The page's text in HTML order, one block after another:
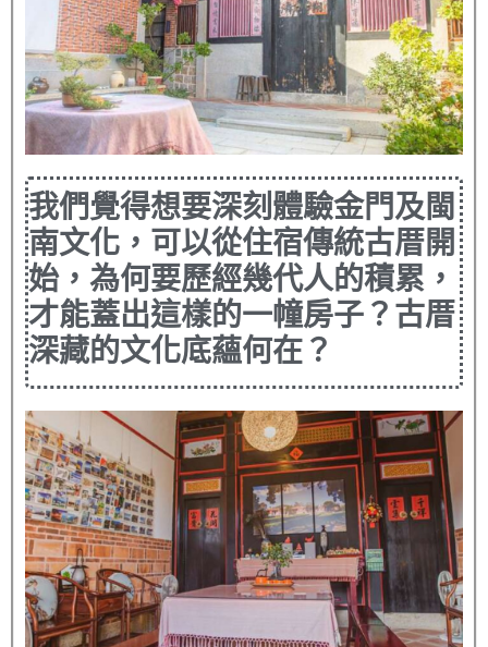
我們覺得想要深刻體驗金門及閩
南文化，可以從住宿傳統古厝開
始，為何要歷經幾代人的積累，
才能蓋出這樣的一幢房子？古厝
深藏的文化底蘊何在？